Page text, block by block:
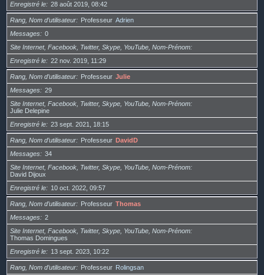
Enregistré le
28 août 2019, 08:42
Rang, Nom d’utilisateur Professeur Adrien
Messages
0
Site Internet, Facebook, Twitter, Skype, YouTube, Nom-Prénom
Enregistré le
22 nov. 2019, 11:29
Rang, Nom d’utilisateur Professeur Julie
Messages
29
Site Internet, Facebook, Twitter, Skype, YouTube, Nom-Prénom
Julie Delepine
Enregistré le
23 sept. 2021, 18:15
Rang, Nom d’utilisateur Professeur DavidD
Messages
34
Site Internet, Facebook, Twitter, Skype, YouTube, Nom-Prénom
David Dijoux
Enregistré le
10 oct. 2022, 09:57
Rang, Nom d’utilisateur Professeur Thomas
Messages
2
Site Internet, Facebook, Twitter, Skype, YouTube, Nom-Prénom
Thomas Domingues
Enregistré le
13 sept. 2023, 10:22
Rang, Nom d’utilisateur Professeur Rolingsan